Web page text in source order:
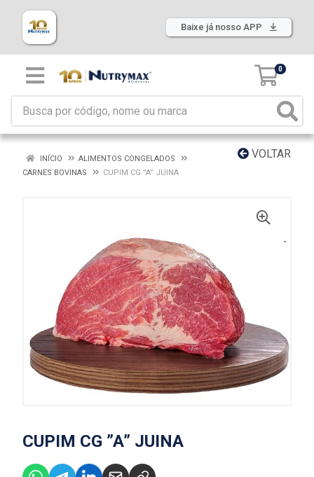
Baixe já nosso APP
0
VOLTAR
INÍCIO
ALIMENTOS CONGELADOS
CARNES BOVINAS
CUPIM CG ”A” JUINA
CUPIM CG ”A” JUINA